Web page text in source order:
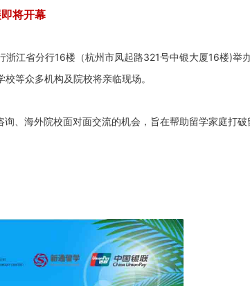
将开幕
浙江省分行16楼（杭州市凤起路321号中银大厦16楼)举
等众多机构及院校将亲临现场。
、海外院校面对面交流的机会，旨在帮助留学家庭打破